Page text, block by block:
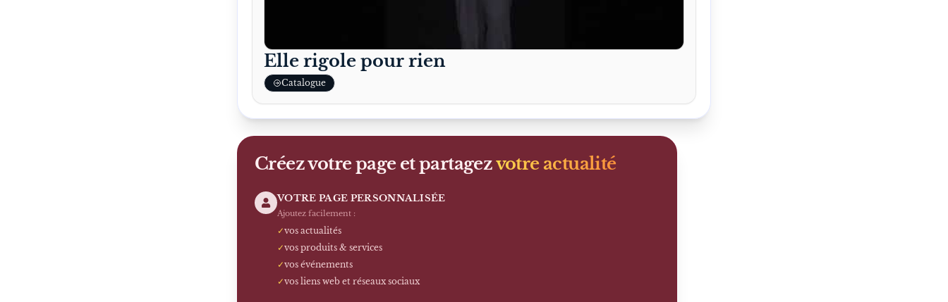
Elle rigole pour rien
Catalogue
Créez votre page et partagezvotre actualité
VOTRE PAGE PERSONNALISÉE
Ajoutez facilement :
✓vos actualités
✓vos produits & services
✓vos événements
✓vos liens web et réseaux sociaux